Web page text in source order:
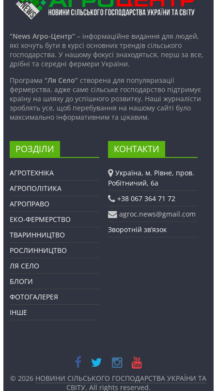
“News Агро-Центр”– інформаційне видання для людей,
які хочуть бути в курсі основних трендів сільського
господарства. У нашому фокусі знаходяться, перш за все,
дрібні та середні фермери України.
Програма “Ля Село”створена для популяризації
фермерства, адже саме сільське господарство підтримує
країну на шляху до успішного розвитку. Наші журналісти
зроблять усе, щоб перебування на нашому сайті було
максимально інформативним та цікавим.
РОЗДІЛИ
АГРОТЕХНІКА
АГРОПОЛІТИКА
АГРОПРАВО
ЕКО-ФЕРМЕРСТВО
ТВАРИННИЦТВО
РОСЛИННИЦТВО
ЛЯ СЕЛО
БЛОГИ
ФОТОГАЛЕРЕЯ
ІНШЕ
КОНТАКТИ
Україна, м. Рівне, пров.
Робітничий, 6а
+38 067 364 71 72
agroc.news@gmail.com
Зворотній зв’язок
© 2026 НОВИНИ СІЛЬСЬКОГО ГОСПОДАРСТВА УКРАЇНИ ТА
СВІТУ. All rights reserved.